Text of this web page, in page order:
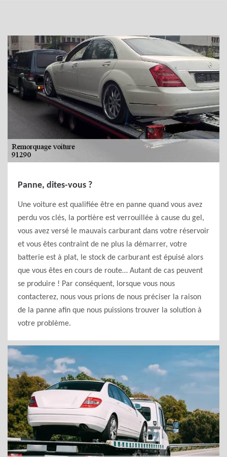
Panne, dites-vous ?
Une voiture est qualifiée être en panne quand vous avez
perdu vos clés, la portière est verrouillée à cause du gel,
vous avez versé le mauvais carburant dans votre réservoir
et vous êtes contraint de ne plus la démarrer, votre
batterie est à plat, le stock de carburant est épuisé alors
que vous êtes en cours de route… Autant de cas peuvent
se produire ! Par conséquent, lorsque vous nous
contacterez, nous vous prions de nous préciser la raison
de la panne afin que nous puissions trouver la solution à
votre problème.